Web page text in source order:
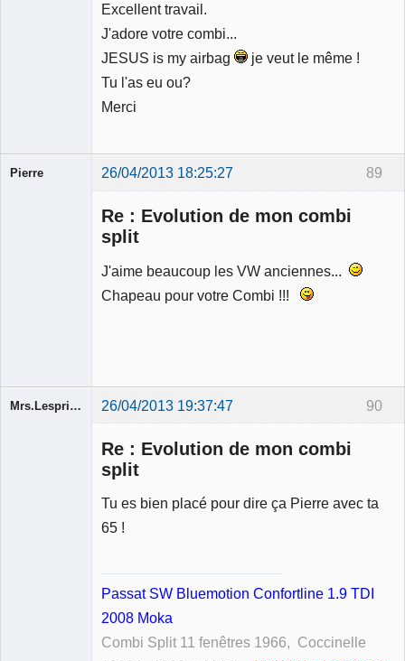
Excellent travail.
J'adore votre combi...
JESUS is my airbag
je veut le même !
Tu l'as eu ou?
Merci
89
Pierre 26/04/2013 18:25:27
Re : Evolution de mon combi
split
J'aime beaucoup les VW anciennes...
Chapeau pour votre Combi !!!
90
Mrs.Lespritfifi 26/04/2013 19:37:47
Re : Evolution de mon combi
split
Tu es bien placé pour dire ça Pierre avec ta
65 !
Passat SW Bluemotion Confortline 1.9 TDI
2008 Moka
Combi Split 11 fenêtres 1966, Coccinelle